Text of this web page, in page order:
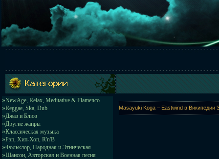
»NewAge, Relax, Meditative & Flamenco
»Reggae, Ska, Dub
»Джаз и Блюз
»Другие жанры
»Классическая музыка
»Рэп, Хип-Хоп, R'n'B
»Фольклор, Народная и Этническая
»Шансон, Авторская и Военная песня
Masayuki Koga – Eastwind в Википедии